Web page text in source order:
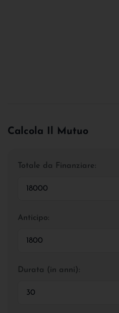
Calcola Il Mutuo
Totale da Finanziare:
Anticipo:
Durata (in anni):